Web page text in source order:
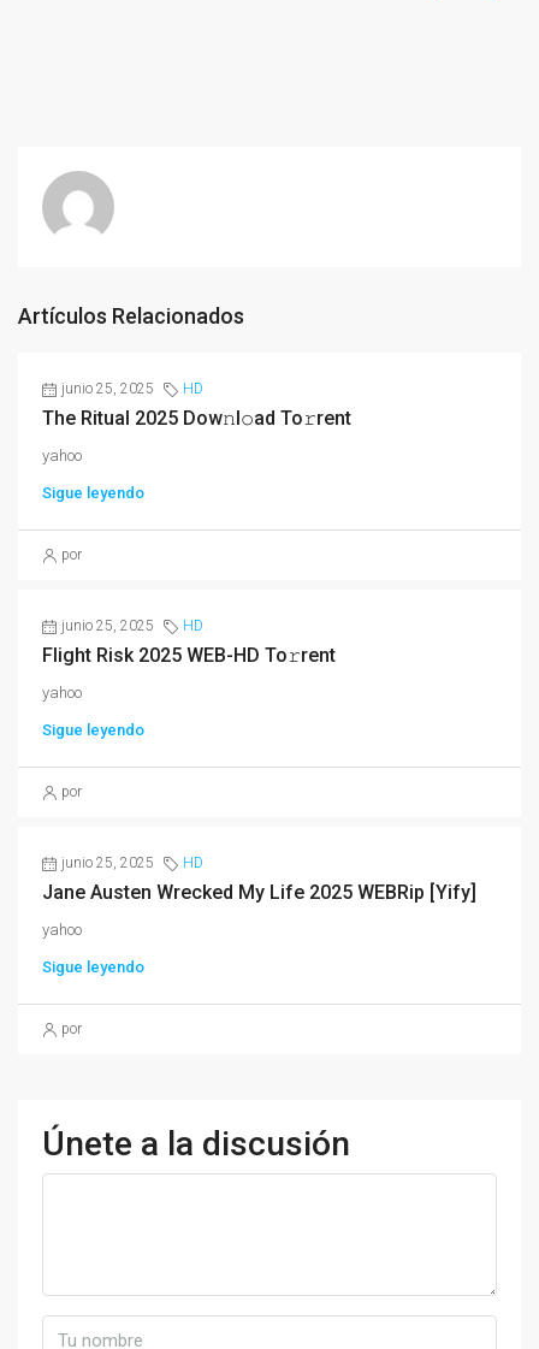
Artículos Relacionados
junio 25, 2025 HD
The Ritual 2025 Dow𝚗l𝚘ad To𝚛rent
yahoo
Sigue leyendo
por
junio 25, 2025 HD
Flight Risk 2025 WEB-HD To𝚛rent
yahoo
Sigue leyendo
por
junio 25, 2025 HD
Jane Austen Wrecked My Life 2025 WEBRip [Yify]
yahoo
Sigue leyendo
por
Únete a la discusión